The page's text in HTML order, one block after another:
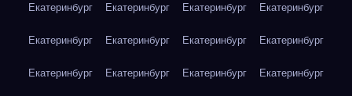
Екатеринбург Екатеринбург Екатеринбург Екатеринбург
Екатеринбург Екатеринбург Екатеринбург Екатеринбург
Екатеринбург Екатеринбург Екатеринбург Екатеринбург